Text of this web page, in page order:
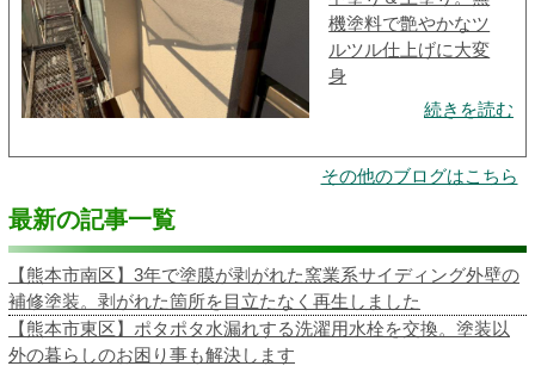
機塗料で艶やかなツ
ルツル仕上げに大変
身
続きを読む
その他のブログはこちら
最新の記事一覧
【熊本市南区】3年で塗膜が剥がれた窯業系サイディング外壁の
補修塗装。剥がれた箇所を目立たなく再生しました
【熊本市東区】ポタポタ水漏れする洗濯用水栓を交換。塗装以
外の暮らしのお困り事も解決します